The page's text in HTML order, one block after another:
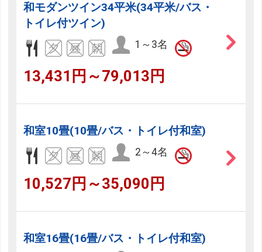
和モダンツイン34平米(34平米/バス・
トイレ付ツイン)
1～3名
13,431円～79,013円
和室10畳(10畳/バス・トイレ付和室)
2～4名
10,527円～35,090円
和室16畳(16畳/バス・トイレ付和室)